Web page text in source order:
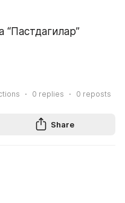
0 replies 0 reposts
Share